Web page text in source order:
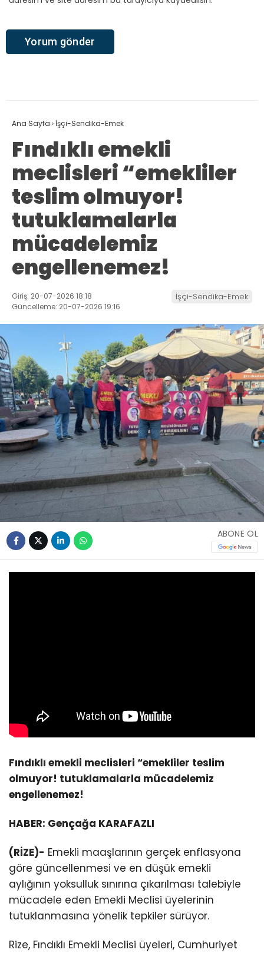
Ana Sayfa › İşçi-Sendika-Emek
Fındıklı emekli
meclisleri “emekliler
teslim olmuyor!
tutuklamalarla
mücadelemiz
engellenemez!
Giriş: 20-07-2026 18:18
Güncelleme: 20-07-2026 19:16
İşçi-Sendika-Emek
ABONE OL
Fındıklı emekli meclisleri “emekliler teslim
olmuyor! tutuklamalarla mücadelemiz
engellenemez!
HABER: Gençağa KARAFAZLI
(RİZE)- Emekli maaşlarının gerçek enflasyona
göre güncellenmesi ve en düşük emekli
aylığının yoksulluk sınırına çıkarılması talebiyle
mücadele eden Emekli Meclisi üyelerinin
tutuklanmasına yönelik tepkiler sürüyor.
Rize, Fındıklı Emekli Meclisi üyeleri, Cumhuriyet